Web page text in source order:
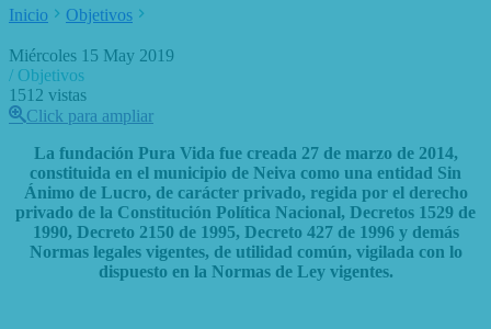
Inicio Objetivos
Miércoles 15 May 2019
/ Objetivos
1512 vistas
Click para ampliar
La fundación Pura Vida fue creada 27 de marzo de 2014,
constituida en el municipio de Neiva como una entidad Sin
Ánimo de Lucro, de carácter privado, regida por el derecho
privado de la Constitución Política Nacional, Decretos 1529 de
1990, Decreto 2150 de 1995, Decreto 427 de 1996 y demás
Normas legales vigentes, de utilidad común, vigilada con lo
dispuesto en la Normas de Ley vigentes.